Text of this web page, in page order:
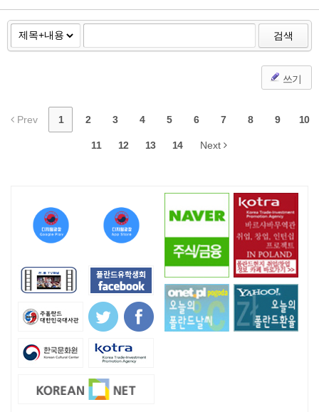
검색
쓰기
Prev 1 2 3 4 5 6 7 8 9 10
11 12 13 14 Next